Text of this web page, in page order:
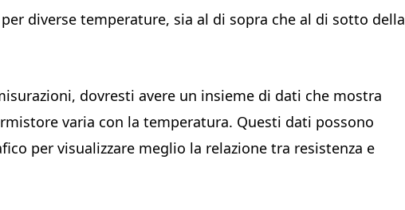
diverse temperature, sia al di sopra che al di sotto della
dovresti avere un insieme di dati che mostra
varia con la temperatura. Questi dati possono
per visualizzare meglio la relazione tra resistenza e